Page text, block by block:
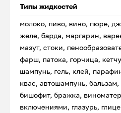
Типы жидкостей
молоко, пиво, вино, пюре,
желе, барда, маргарин,
мазут, стоки,
фарш, патока, горчица,
шампунь, гель, клей,
квас, автошампунь,
бишофит, бражка,
включениями, глазурь,